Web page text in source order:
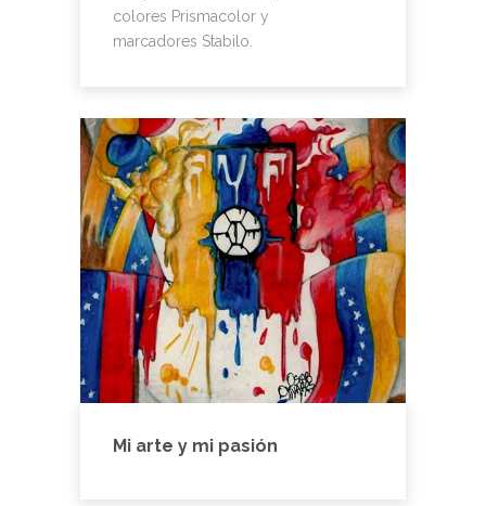
colores Prismacolor y
marcadores Stabilo.
Mi arte y mi pasión